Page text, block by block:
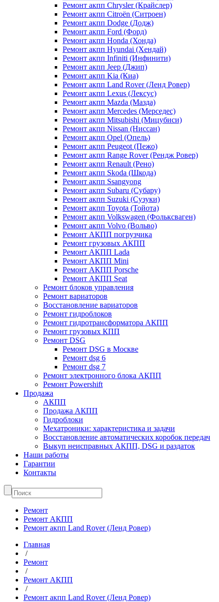
Ремонт акпп Chrysler (Крайслер)
Ремонт акпп Citroën (Ситроен)
Ремонт акпп Dodge (Додж)
Ремонт акпп Ford (Форд)
Ремонт акпп Honda (Хонда)
Ремонт акпп Hyundai (Хендай)
Ремонт акпп Infiniti (Инфинити)
Ремонт акпп Jeep (Джип)
Ремонт акпп Kia (Киа)
Ремонт акпп Land Rover (Ленд Ровер)
Ремонт акпп Lexus (Лексус)
Ремонт акпп Mazda (Мазда)
Ремонт акпп Mercedes (Мерседес)
Ремонт акпп Mitsubishi (Мицубиси)
Ремонт акпп Nissan (Ниссан)
Ремонт акпп Opel (Опель)
Ремонт акпп Peugeot (Пежо)
Ремонт акпп Range Rover (Рендж Ровер)
Ремонт акпп Renault (Рено)
Ремонт акпп Skoda (Шкода)
Ремонт акпп Ssangyong
Ремонт акпп Subaru (Cубару)
Ремонт акпп Suzuki (Сузуки)
Ремонт акпп Toyota (Тойота)
Ремонт акпп Volkswagen (Фольксваген)
Ремонт акпп Volvo (Вольво)
Ремонт АКПП погрузчика
Ремонт грузовых АКПП
Ремонт АКПП Lada
Ремонт АКПП Mini
Ремонт АКПП Porsche
Ремонт АКПП Seat
Ремонт блоков управления
Ремонт вариаторов
Восстановление вариаторов
Ремонт гидроблоков
Ремонт гидротрансформатора АКПП
Ремонт грузовых КПП
Ремонт DSG
Ремонт DSG в Москве
Ремонт dsg 6
Ремонт dsg 7
Ремонт электронного блока АКПП
Ремонт Powershift
Продажа
АКПП
Продажа АКПП
Гидроблоки
Мехатроники: характеристика и задачи
Восстановление автоматических коробок передач
Выкуп неисправных АКПП, DSG и раздаток
Наши работы
Гарантии
Контакты
Ремонт
Ремонт АКПП
Ремонт акпп Land Rover (Ленд Ровер)
Главная
/
Ремонт
/
Ремонт АКПП
/
Ремонт акпп Land Rover (Ленд Ровер)